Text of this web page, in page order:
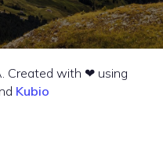
Created with ❤ using
Kubio